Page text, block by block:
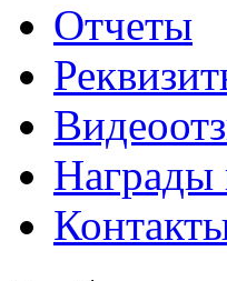
Отчеты
Награды